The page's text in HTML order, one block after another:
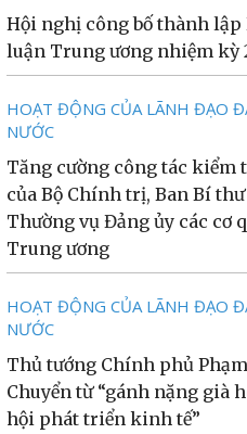
Hội nghị công bố thành lập
luận Trung ương nhiệm kỳ
HOẠT ĐỘNG CỦA LÃNH ĐẠO
NƯỚC
Tăng cường công tác kiểm
của Bộ Chính trị, Ban Bí
Thường vụ Đảng ủy các cơ
Trung ương
HOẠT ĐỘNG CỦA LÃNH ĐẠO
NƯỚC
Thủ tướng Chính phủ
Chuyển từ “gánh nặng già
hội phát triển kinh tế”